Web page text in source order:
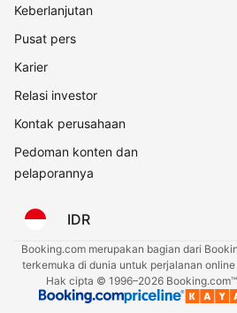
Keberlanjutan
Pusat pers
Karier
Relasi investor
Kontak perusahaan
Pedoman konten dan
pelaporannya
IDR
Booking.com merupakan bagian dari
terkemuka di dunia untuk perjalanan
Hak cipta © 1996–2026